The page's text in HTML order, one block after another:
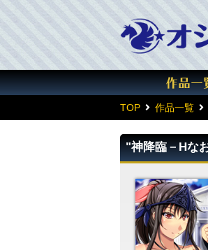
TOP 作品一覧
"神降臨－Hな